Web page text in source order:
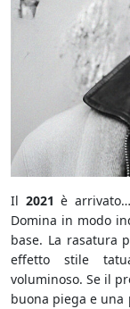
Il 2021 è
Domina in modo
base. La rasatura
effetto stile
voluminoso. Se il
buona piega e una